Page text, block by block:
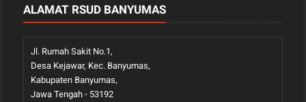
ALAMAT RSUD BANYUMAS
Jl. Rumah Sakit No.1,
Desa Kejawar, Kec. Banyumas,
Kabupaten Banyumas,
Jawa Tengah - 53192